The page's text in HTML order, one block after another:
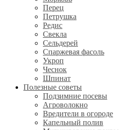
Перец
Петрушка
Редис
Свекла
Сельдерей
Спаржевая фасоль
Укроп
Чеснок
Шпинат
Полезные советы
Подзимние посевы
Агроволокно
Вредители в огороде
Капельный полив